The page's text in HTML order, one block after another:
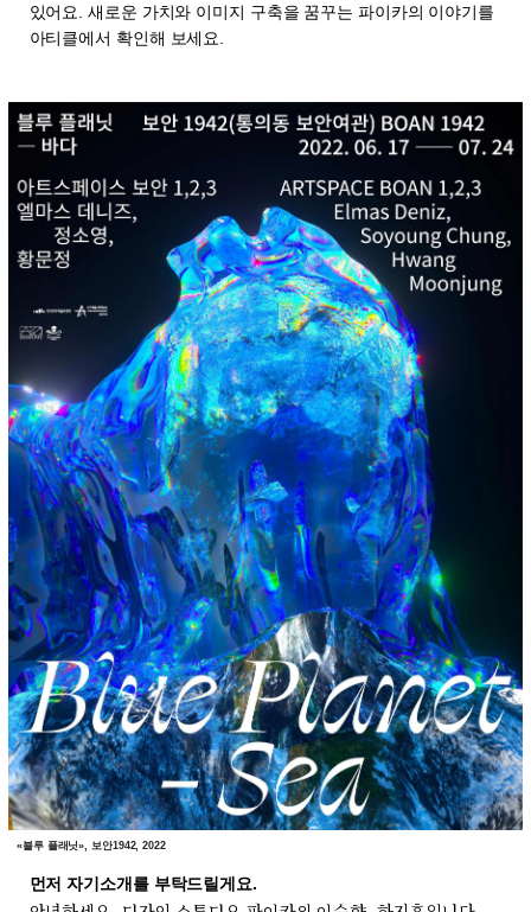
있어요. 새로운 가치와 이미지 구축을 꿈꾸는 파이카의 이야기를
아티클에서 확인해 보세요.
«블루 플래닛», 보안1942, 2022
먼저 자기소개를 부탁드릴게요.